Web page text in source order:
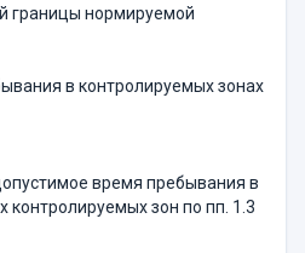
границы нормируемой
в контролируемых зонах
время пребывания в
контролируемых зон по пп. 1.3